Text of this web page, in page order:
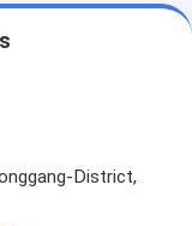
District,